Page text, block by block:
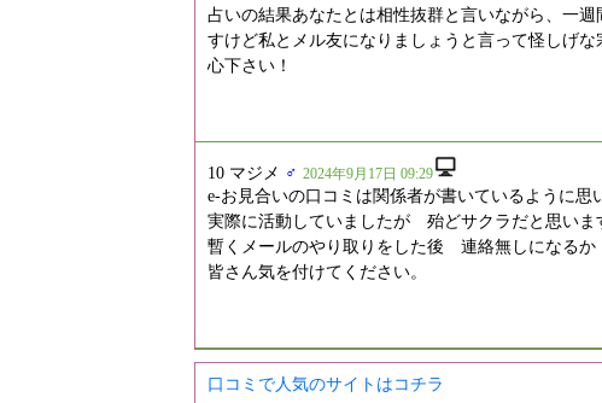
占いの結果あなたとは相性抜群と言いながら、一
すけど私とメル友になりましょうと言って怪しげ
心下さい！
10 マジメ ♂ 2024年9月17日 09:29
e-お見合いの口コミは関係者が書いているように
実際に活動していましたが 殆どサクラだと思いま
暫くメールのやり取りをした後 連絡無しになる
皆さん気を付けてください。
口コミで人気のサイトはコチラ